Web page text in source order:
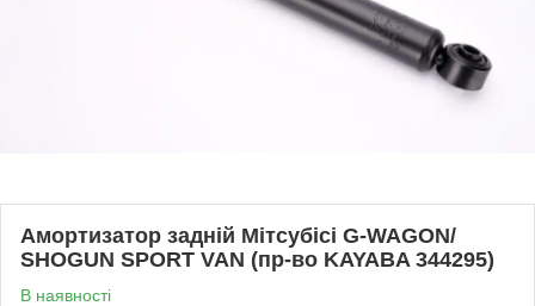
Амортизатор задній Мітсубісі G-WAGON/
SHOGUN SPORT VAN (пр-во KAYABA 344295)
В наявності